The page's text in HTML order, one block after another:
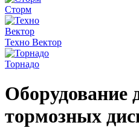
Сторм
Техно Вектор
Торнадо
Оборудование
тормозных